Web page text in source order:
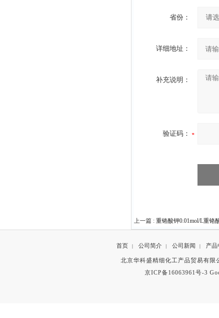
省份：
详细地址：
补充说明：
验证码：
上一篇 : 重铬酸钾0.01mol/L重铬
首页 | 公司简介 | 公司新闻 | 产品
北京华科盛精细化工产品贸易有
京ICP备16063961号-3